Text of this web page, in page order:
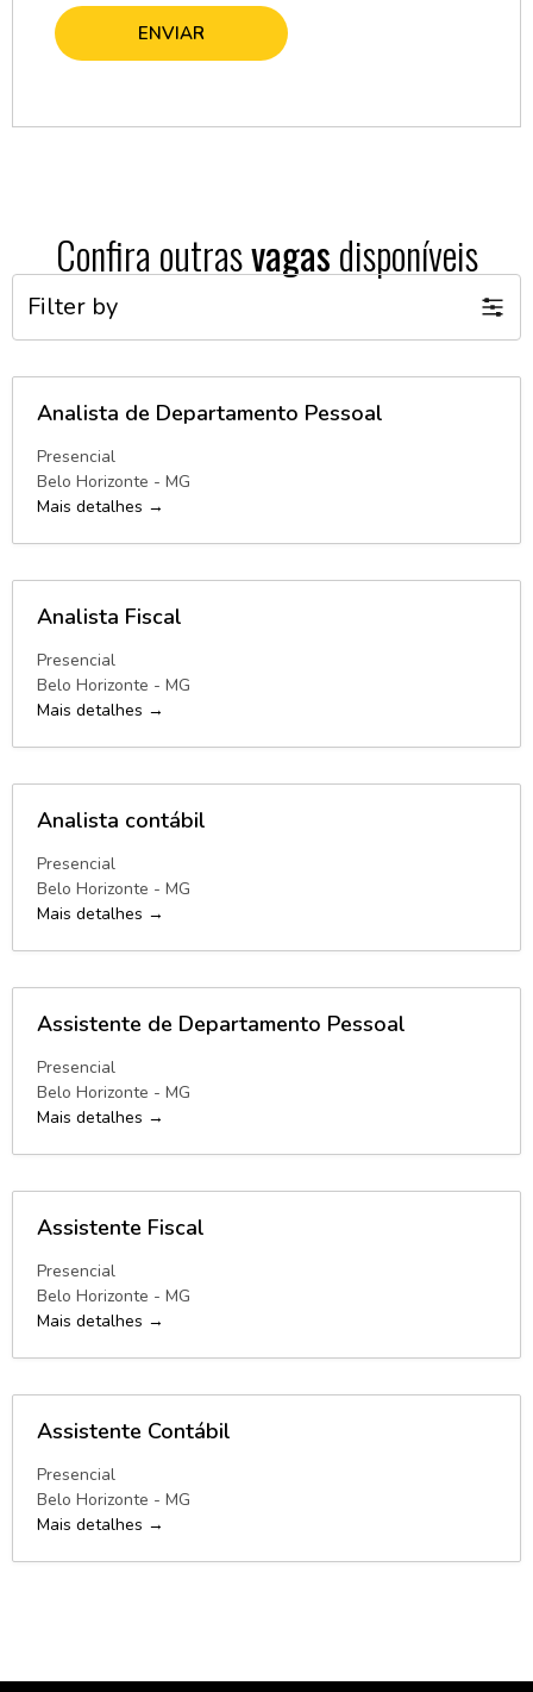
Confira outrasvagasdisponíveis
Filter by
Analista de Departamento Pessoal
Presencial
Belo Horizonte - MG
Mais detalhes
Analista Fiscal
Presencial
Belo Horizonte - MG
Mais detalhes
Analista contábil
Presencial
Belo Horizonte - MG
Mais detalhes
Assistente de Departamento Pessoal
Presencial
Belo Horizonte - MG
Mais detalhes
Assistente Fiscal
Presencial
Belo Horizonte - MG
Mais detalhes
Assistente Contábil
Presencial
Belo Horizonte - MG
Mais detalhes